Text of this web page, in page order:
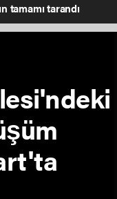
tamamı tarandı